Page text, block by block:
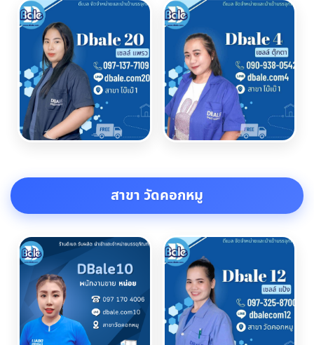
สาขา วัดคอกหมู